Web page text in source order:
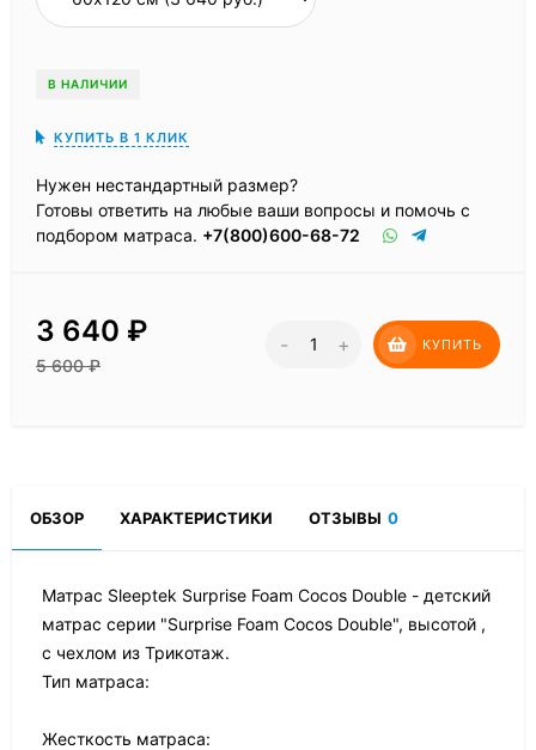
В НАЛИЧИИ
КУПИТЬ В 1 КЛИК
Нужен нестандартный размер?
Готовы ответить на любые ваши вопросы и помочь с
подбором матраса. +7(800)600-68-72
3 640 ₽
5 600₽
- + КУПИТЬ
ОБЗОР ХАРАКТЕРИСТИКИ ОТЗЫВЫ 0
Матрас Sleeptek Surprise Foam Cocos Double - детский
матрас серии "Surprise Foam Cocos Double", высотой ,
с чехлом из Трикотаж.
Тип матраса:
Жесткость матраса: